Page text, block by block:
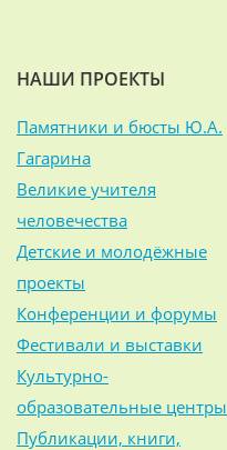
НАШИ ПРОЕКТЫ
Памятники и бюсты Ю.А.
Гагарина
Великие учителя
человечества
Детские и молодёжные
проекты
Конференции и форумы
Фестивали и выставки
Культурно-
образовательные центры
Публикации, книги,